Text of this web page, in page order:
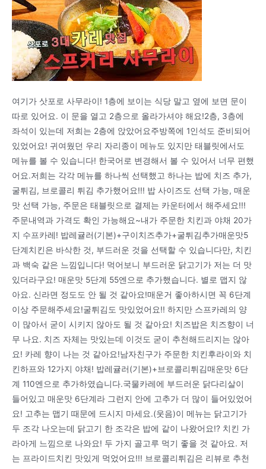
여기가 삿포로 사무라이! 1층에 보이는 식당 말고 옆에 보면 문이
따로 있어요. 이 문을 열고 2층으로 올라가셔야 해요!2층, 3층에
좌석이 있는데 저희는 2층에 앉았어요주방쪽에 1인석도 준비되어
있었어요! 귀여웠던 우리 자리종이 메뉴도 있지만 태블릿에서도
메뉴를 볼 수 있습니다! 한국어로 변경해서 볼 수 있어서 너무 편했
어요.저희는 각각 메뉴를 하나씩 선택했고 하나는 밥에 치즈 추가,
굴튀김, 브로콜리 튀김 추가했어요!!! 밥 사이즈도 선택 가능, 매운
맛 선택 가능, 주문은 태블릿으로 결제는 카운터에서 해주세요!!!
주문내역과 가격도 확인 가능해요~내가 주문한 치킨과 야채 20가
지 수프카레! 밥레귤러(기본)+구이치즈추가+굴튀김추가매운맛5
단계치킨은 바삭한 것, 부드러운 것을 선택할 수 있습니다만, 치킨
과 백숙 같은 느낌입니다! 먹어보니 부드러운 닭고기가 저는 더 맛
있더라구요! 매운맛 5단계 55엔으로 추가했습니다. 별로 맵지 않
아요. 신라면 정도도 안 될 것 같아요!매운거 좋아하시면 꼭 6단계
이상 주문해주세요!굴튀김도 맛있었어요!! 하지만 스프카레의 양
이 많아서 굳이 시키지 않아도 될 것 같아요! 치즈밥은 치즈향이 너
무 나요. 치즈 자체는 맛있는데 이것도 굳이 추천해드리지는 않아
요! 카레 향이 나는 것 같아요!남자친구가 주문한 치킨후라이와 치
킨하프와 12가지 야채! 밥레귤러(기본)+브로콜리튀김매운맛 6단
계 110엔으로 추가하였습니다.국물카레에 부드러운 닭다리살이
들어있고 매운맛 6단계라 그런지 안에 고추가 더 많이 들어있었어
요! 고추는 맵기 때문에 드시지 마세요.(웃음)이 메뉴는 닭고기가
두 조각 나오는데 닭고기 한 조각은 밥에 같이 나왔어요!? 치킨 가
라아게 느낌으로 나와요! 두 가지 골고루 먹기 좋을 것 같아요. 저
는 프라이드치킨 맛있게 먹었어요!!! 브로콜리튀김은 리뷰로 추천